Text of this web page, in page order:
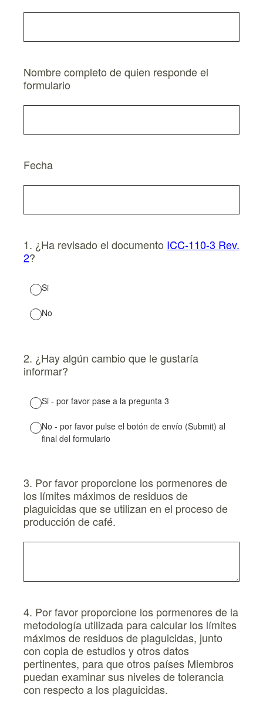
Nombre completo de quien responde el
formulario
Fecha
1. ¿Ha revisado el documento ICC-110-3 Rev.
2?
Si
No
2. ¿Hay algún cambio que le gustaría
informar?
Si - por favor pase a la pregunta 3
No - por favor pulse el botón de envío (Submit) al
final del formulario
3. Por favor proporcione los pormenores de
los límites máximos de residuos de
plaguicidas que se utilizan en el proceso de
producción de café.
4. Por favor proporcione los pormenores de la
metodología utilizada para calcular los límites
máximos de residuos de plaguicidas, junto
con copia de estudios y otros datos
pertinentes, para que otros países Miembros
puedan examinar sus niveles de tolerancia
con respecto a los plaguicidas.